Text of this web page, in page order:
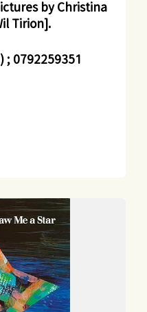
by Christina
Tirion].
; 0792259351